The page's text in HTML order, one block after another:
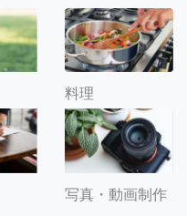
料理
写真・動画制作